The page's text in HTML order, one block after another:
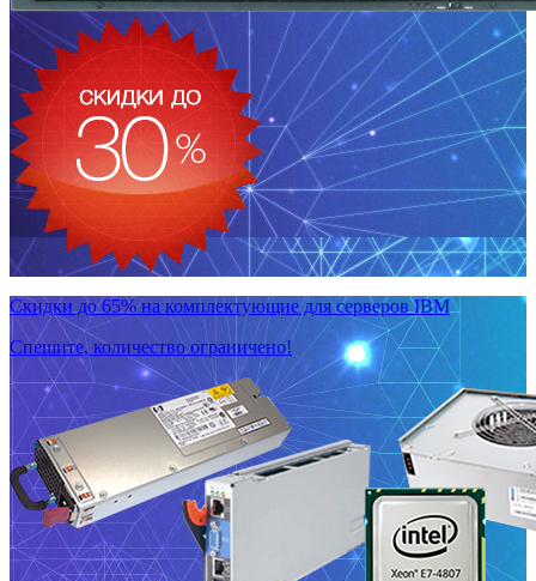
Скидки до 65% на комплектующие для серверов IBM
Спешите, количество ограничено!